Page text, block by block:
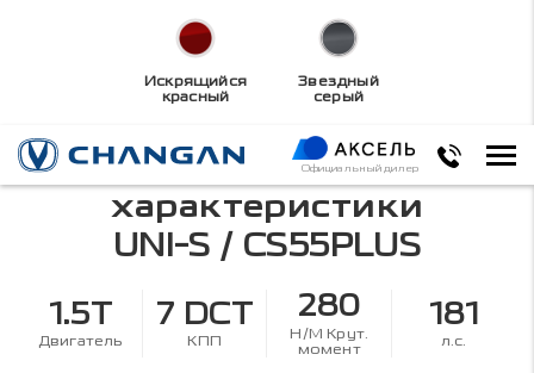
Официальный дилер
Искрящийся
красный
Звездный
серый
Технические
характеристики
UNI-S / CS55PLUS
1.5T
Двигатель
7 DCT
КПП
280
Н/М Крут.
момент
181
л.с.